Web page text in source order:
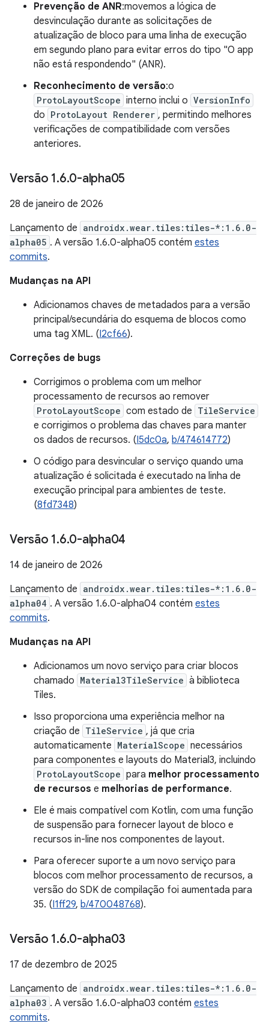
Prevenção de ANR:movemos a lógica de
desvinculação durante as solicitações de
atualização de bloco para uma linha de execução
em segundo plano para evitar erros do tipo "O app
não está respondendo" (ANR).
Reconhecimento de versão:o
ProtoLayoutScope interno inclui o VersionInfo
do ProtoLayout Renderer , permitindo melhores
verificações de compatibilidade com versões
anteriores.
Versão 1.6.0-alpha05
28 de janeiro de 2026
Lançamento de androidx.wear.tiles:tiles-*:1.6.0-
alpha05 . A versão 1.6.0-alpha05 contém estes
commits.
Mudanças na API
Adicionamos chaves de metadados para a versão
principal/secundária do esquema de blocos como
uma tag XML. (I2cf66).
Correções de bugs
Corrigimos o problema com um melhor
processamento de recursos ao remover
ProtoLayoutScope com estado de TileService
e corrigimos o problema das chaves para manter
os dados de recursos. (I5dc0a, b/474614772)
O código para desvincular o serviço quando uma
atualização é solicitada é executado na linha de
execução principal para ambientes de teste.
(8fd7348)
Versão 1.6.0-alpha04
14 de janeiro de 2026
Lançamento de androidx.wear.tiles:tiles-*:1.6.0-
alpha04 . A versão 1.6.0-alpha04 contém estes
commits.
Mudanças na API
Adicionamos um novo serviço para criar blocos
chamado Material3TileService à biblioteca
Tiles.
Isso proporciona uma experiência melhor na
criação de TileService , já que cria
automaticamente MaterialScope necessários
para componentes e layouts do Material3, incluindo
ProtoLayoutScope para melhor processamento
de recursos e melhorias de performance.
Ele é mais compatível com Kotlin, com uma função
de suspensão para fornecer layout de bloco e
recursos in-line nos componentes de layout.
Para oferecer suporte a um novo serviço para
blocos com melhor processamento de recursos, a
versão do SDK de compilação foi aumentada para
35. (I1ff29, b/470048768).
Versão 1.6.0-alpha03
17 de dezembro de 2025
Lançamento de androidx.wear.tiles:tiles-*:1.6.0-
alpha03 . A versão 1.6.0-alpha03 contém estes
commits.